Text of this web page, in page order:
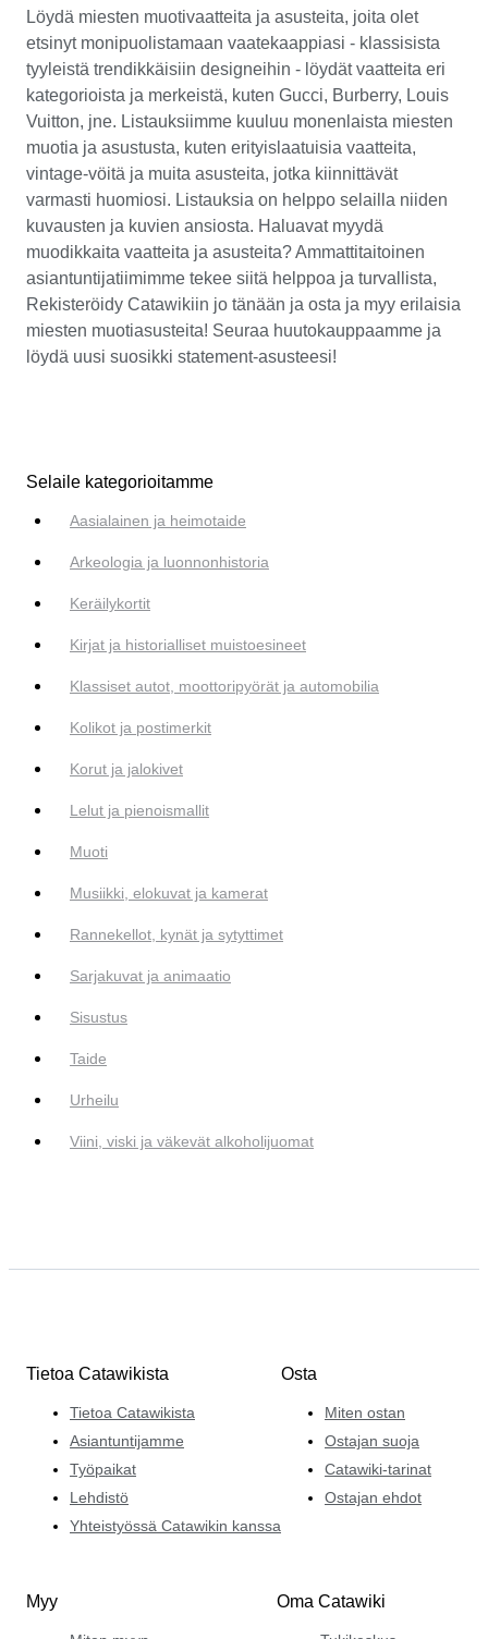
Löydä miesten muotivaatteita ja asusteita, joita olet
etsinyt monipuolistamaan vaatekaappiasi - klassisista
tyyleistä trendikkäisiin designeihin - löydät vaatteita eri
kategorioista ja merkeistä, kuten Gucci, Burberry, Louis
Vuitton, jne. Listauksiimme kuuluu monenlaista miesten
muotia ja asustusta, kuten erityislaatuisia vaatteita,
vintage-vöitä ja muita asusteita, jotka kiinnittävät
varmasti huomiosi. Listauksia on helppo selailla niiden
kuvausten ja kuvien ansiosta. Haluavat myydä
muodikkaita vaatteita ja asusteita? Ammattitaitoinen
asiantuntijatiimimme tekee siitä helppoa ja turvallista,
Rekisteröidy Catawikiin jo tänään ja osta ja myy erilaisia
miesten muotiasusteita! Seuraa huutokauppaamme ja
löydä uusi suosikki statement-asusteesi!
Selaile kategorioitamme
Aasialainen ja heimotaide
Arkeologia ja luonnonhistoria
Keräilykortit
Kirjat ja historialliset muistoesineet
Klassiset autot, moottoripyörät ja automobilia
Kolikot ja postimerkit
Korut ja jalokivet
Lelut ja pienoismallit
Muoti
Musiikki, elokuvat ja kamerat
Rannekellot, kynät ja sytyttimet
Sarjakuvat ja animaatio
Sisustus
Taide
Urheilu
Viini, viski ja väkevät alkoholijuomat
Tietoa Catawikista
Tietoa Catawikista
Asiantuntijamme
Työpaikat
Lehdistö
Yhteistyössä Catawikin kanssa
Osta
Miten ostan
Ostajan suoja
Catawiki-tarinat
Ostajan ehdot
Myy Oma Catawiki